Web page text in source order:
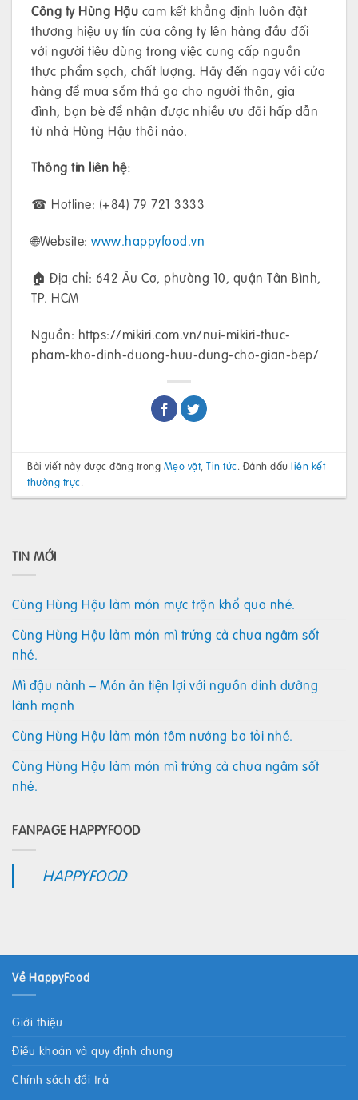
Công ty Hùng Hậu cam kết khẳng định luôn đặt
thương hiệu uy tín của công ty lên hàng đầu đối
với người tiêu dùng trong việc cung cấp nguồn
thực phẩm sạch, chất lượng. Hãy đến ngay với cửa
hàng để mua sắm thả ga cho người thân, gia
đình, bạn bè để nhận được nhiều ưu đãi hấp dẫn
từ nhà Hùng Hậu thôi nào.
Thông tin liên hệ:
☎ Hotline: (+84) 79 721 3333
🌐Website: www.happyfood.vn
🏠 Địa chỉ: 642 Âu Cơ, phường 10, quận Tân Bình,
TP. HCM
Nguồn: https://mikiri.com.vn/nui-mikiri-thuc-
pham-kho-dinh-duong-huu-dung-cho-gian-bep/
Bài viết này được đăng trong Mẹo vặt,Tin tức. Đánh dấuliên kết
thường trực.
TIN MỚI
Cùng Hùng Hậu làm món mực trộn khổ qua nhé.
Cùng Hùng Hậu làm món mì trứng cà chua ngâm sốt
nhé.
Mì đậu nành – Món ăn tiện lợi với nguồn dinh dưỡng
lành mạnh
Cùng Hùng Hậu làm món tôm nướng bơ tỏi nhé.
Cùng Hùng Hậu làm món mì trứng cà chua ngâm sốt
nhé.
FANPAGE HAPPYFOOD
HAPPYFOOD
Về HappyFood
Giới thiệu
Điều khoản và quy định chung
Chính sách đổi trả